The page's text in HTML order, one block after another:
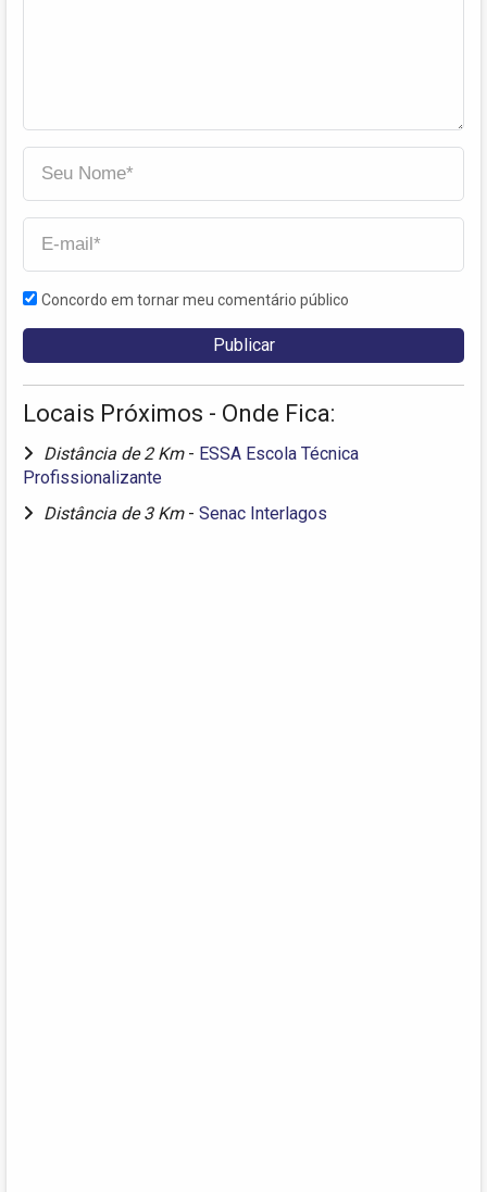
Concordo em tornar meu comentário público
Locais Próximos - Onde Fica:
Distância de 2 Km - ESSA Escola Técnica
Profissionalizante
Distância de 3 Km - Senac Interlagos